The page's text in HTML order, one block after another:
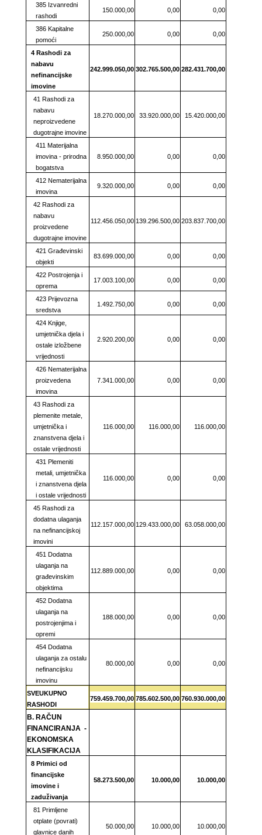
385 Izvanredni
rashodi
150.000,00 0,00 0,00
386 Kapitalne
pomoći
250.000,00 0,00 0,00
4 Rashodi za
nabavu
nefinancijske
imovine
242.999.050,00 302.765.500,00 282.431.700,00
41 Rashodi za
nabavu
neproizvedene
dugotrajne imovine
18.270.000,00 33.920.000,00 15.420.000,00
411 Materijalna
imovina - prirodna
bogatstva
8.950.000,00 0,00 0,00
412 Nematerijalna
imovina
9.320.000,00 0,00 0,00
42 Rashodi za
nabavu
proizvedene
dugotrajne imovine
112.456.050,00 139.296.500,00 203.837.700,00
421 Građevinski
objekti
83.699.000,00 0,00 0,00
422 Postrojenja i
oprema
17.003.100,00 0,00 0,00
423 Prijevozna
sredstva
1.492.750,00 0,00 0,00
424 Knjige,
umjetnička djela i
ostale izložbene
vrijednosti
2.920.200,00 0,00 0,00
426 Nematerijalna
proizvedena
imovina
7.341.000,00 0,00 0,00
43 Rashodi za
plemenite metale,
umjetnička i
znanstvena djela i
ostale vrijednosti
116.000,00 116.000,00 116.000,00
431 Plemeniti
metali, umjetnička
i znanstvena djela
i ostale vrijednosti
116.000,00 0,00 0,00
45 Rashodi za
dodatna ulaganja
na nefinancijskoj
imovini
112.157.000,00 129.433.000,00 63.058.000,00
451 Dodatna
ulaganja na
građevinskim
objektima
112.889.000,00 0,00 0,00
452 Dodatna
ulaganja na
postrojenjima i
opremi
188.000,00 0,00 0,00
454 Dodatna
ulaganja za ostalu
nefinancijsku
imovinu
80.000,00 0,00 0,00
SVEUKUPNO
RASHODI
759.459.700,00 785.602.500,00 760.930.000,00
B. RAČUN
FINANCIRANJA -
EKONOMSKA
KLASIFIKACIJA
8 Primici od
financijske
imovine i
zaduživanja
58.273.500,00 10.000,00 10.000,00
81 Primljene
otplate (povrati)
glavnice danih
50.000,00 10.000,00 10.000,00